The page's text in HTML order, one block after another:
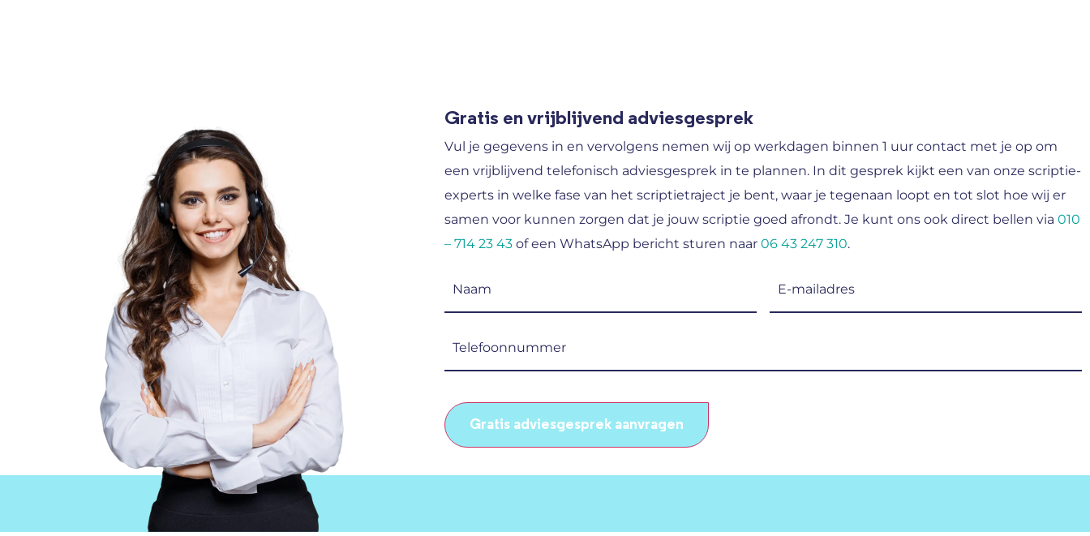
Gratis en vrijblijvend adviesgesprek
Vul je gegevens in en vervolgens nemen wij op werkdagen binnen 1 uur contact met je op om
een vrijblijvend telefonisch adviesgesprek in te plannen. In dit gesprek kijkt een van onze scriptie-
experts in welke fase van het scriptietraject je bent, waar je tegenaan loopt en tot slot hoe wij er
samen voor kunnen zorgen dat je jouw scriptie goed afrondt. Je kunt ons ook direct bellen via 010
– 714 23 43of een WhatsApp bericht sturen naar 06 43 247 310.